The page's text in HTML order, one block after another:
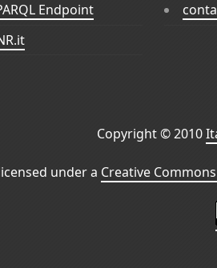
Endpoint
Copyright © 2010
under a Creative